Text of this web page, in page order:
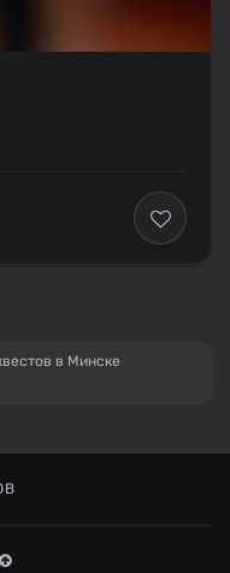
в Минске